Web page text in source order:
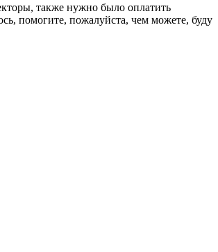
также нужно было оплатить
помогите, пожалуйста, чем можете, буду